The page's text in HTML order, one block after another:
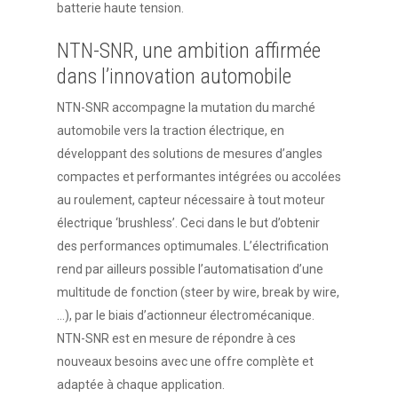
batterie haute tension.
NTN-SNR, une ambition affirmée
dans l’innovation automobile
NTN-SNR accompagne la mutation du marché
automobile vers la traction électrique, en
développant des solutions de mesures d’angles
compactes et performantes intégrées ou accolées
au roulement, capteur nécessaire à tout moteur
électrique ‘brushless’. Ceci dans le but d’obtenir
des performances optimumales. L’électrification
rend par ailleurs possible l’automatisation d’une
multitude de fonction (steer by wire, break by wire,
…), par le biais d’actionneur électromécanique.
NTN-SNR est en mesure de répondre à ces
nouveaux besoins avec une offre complète et
adaptée à chaque application.